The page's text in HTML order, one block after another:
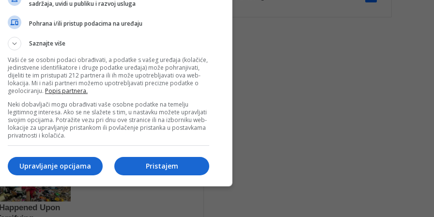
službenika, nanijevši mu lakšu tjelesnu povredu
pomoć Kantona Sarajevo”, saopćeno je.
prisutvo 1,51 promila alkohola u organizmu.
Kantona Sarajevo, a 31-godišnjak je predat u
MUP-a Kantona Sarajevo.
sadržaja, uvidi u publiku i razvoj usluga
Pohrana i/ili pristup podacima na uređaju
Saznajte više
Vaši će se osobni podaci obrađivati, a podatke s vašeg uređaja (kolačiće,
jedinstvene identifikatore i druge podatke uređaja) može pohranjivati,
dijeliti te im pristupati 212 partnera ili ih može upotrebljavati ova web-
lokacija. Mi i naši partneri možemo upotrebljavati precizne podatke o
geolociranju. Popis partnera.
Neki dobavljači mogu obrađivati vaše osobne podatke na temelju
legitimnog interesa. Ako se ne slažete s tim, u nastavku možete upravljati
svojim opcijama. Potražite vezu pri dnu ove stranice ili na izborniku web-
lokacije za upravljanje pristankom ili povlačenje pristanka u postavkama
privatnosti i kolačića.
Pristajem
Upravljanje opcijama